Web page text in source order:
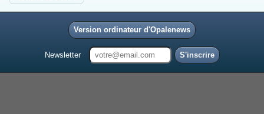
Version ordinateur d'Opalenews
Newsletter S'inscrire